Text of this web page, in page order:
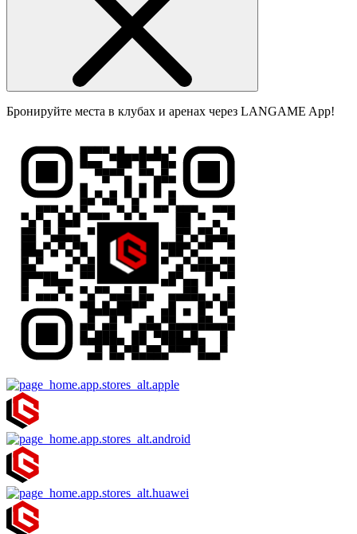
Бронируйте места в клубах и аренах через LANGAME App!